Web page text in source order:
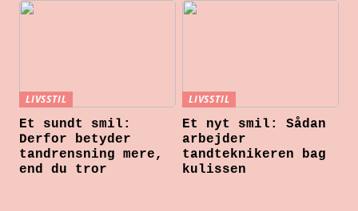
LIVSSTIL
Et sundt smil:
Derfor betyder
tandrensning mere,
end du tror
LIVSSTIL
Et nyt smil: Sådan
arbejder
tandteknikeren bag
kulissen